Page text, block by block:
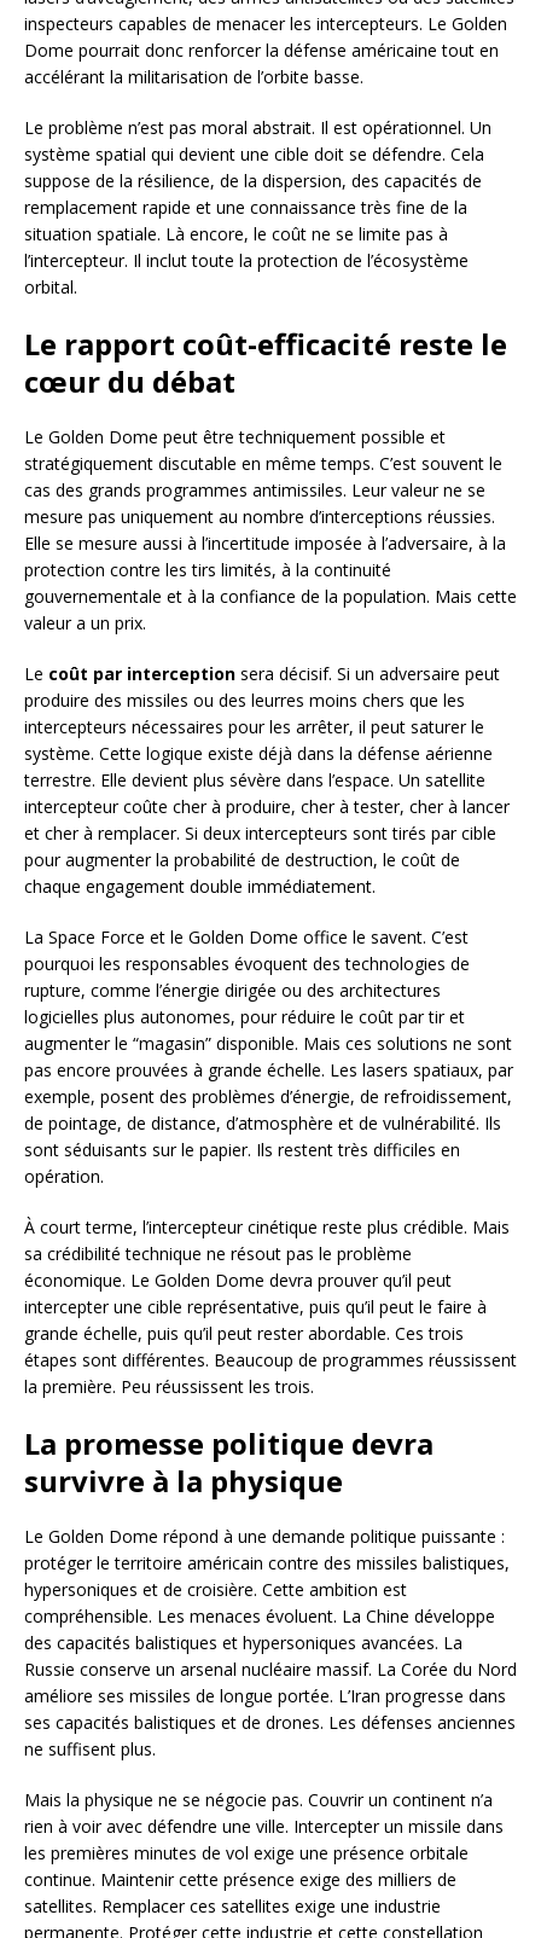
inspecteurs capables de menacer les intercepteurs. Le Golden
Dome pourrait donc renforcer la défense américaine tout en
accélérant la militarisation de l’orbite basse.
Le problème n’est pas moral abstrait. Il est opérationnel. Un
système spatial qui devient une cible doit se défendre. Cela
suppose de la résilience, de la dispersion, des capacités de
remplacement rapide et une connaissance très fine de la
situation spatiale. Là encore, le coût ne se limite pas à
l’intercepteur. Il inclut toute la protection de l’écosystème
orbital.
Le rapport coût-efficacité reste le
cœur du débat
Le Golden Dome peut être techniquement possible et
stratégiquement discutable en même temps. C’est souvent le
cas des grands programmes antimissiles. Leur valeur ne se
mesure pas uniquement au nombre d’interceptions réussies.
Elle se mesure aussi à l’incertitude imposée à l’adversaire, à la
protection contre les tirs limités, à la continuité
gouvernementale et à la confiance de la population. Mais cette
valeur a un prix.
Le coût par interception sera décisif. Si un adversaire peut
produire des missiles ou des leurres moins chers que les
intercepteurs nécessaires pour les arrêter, il peut saturer le
système. Cette logique existe déjà dans la défense aérienne
terrestre. Elle devient plus sévère dans l’espace. Un satellite
intercepteur coûte cher à produire, cher à tester, cher à lancer
et cher à remplacer. Si deux intercepteurs sont tirés par cible
pour augmenter la probabilité de destruction, le coût de
chaque engagement double immédiatement.
La Space Force et le Golden Dome office le savent. C’est
pourquoi les responsables évoquent des technologies de
rupture, comme l’énergie dirigée ou des architectures
logicielles plus autonomes, pour réduire le coût par tir et
augmenter le “magasin” disponible. Mais ces solutions ne sont
pas encore prouvées à grande échelle. Les lasers spatiaux, par
exemple, posent des problèmes d’énergie, de refroidissement,
de pointage, de distance, d’atmosphère et de vulnérabilité. Ils
sont séduisants sur le papier. Ils restent très difficiles en
opération.
À court terme, l’intercepteur cinétique reste plus crédible. Mais
sa crédibilité technique ne résout pas le problème
économique. Le Golden Dome devra prouver qu’il peut
intercepter une cible représentative, puis qu’il peut le faire à
grande échelle, puis qu’il peut rester abordable. Ces trois
étapes sont différentes. Beaucoup de programmes réussissent
la première. Peu réussissent les trois.
La promesse politique devra
survivre à la physique
Le Golden Dome répond à une demande politique puissante :
protéger le territoire américain contre des missiles balistiques,
hypersoniques et de croisière. Cette ambition est
compréhensible. Les menaces évoluent. La Chine développe
des capacités balistiques et hypersoniques avancées. La
Russie conserve un arsenal nucléaire massif. La Corée du Nord
améliore ses missiles de longue portée. L’Iran progresse dans
ses capacités balistiques et de drones. Les défenses anciennes
ne suffisent plus.
Mais la physique ne se négocie pas. Couvrir un continent n’a
rien à voir avec défendre une ville. Intercepter un missile dans
les premières minutes de vol exige une présence orbitale
continue. Maintenir cette présence exige des milliers de
satellites. Remplacer ces satellites exige une industrie
permanente. Protéger cette industrie et cette constellation